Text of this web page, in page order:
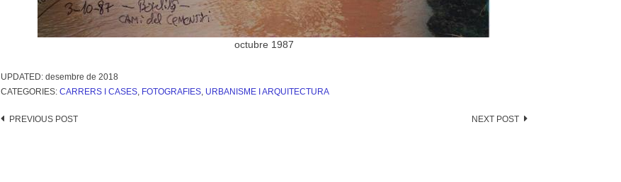
octubre 1987
UPDATED: desembre de 2018
CATEGORIES: CARRERS I CASES, FOTOGRAFIES, URBANISME I ARQUITECTURA
Post
PREVIOUS POST NEXT POST